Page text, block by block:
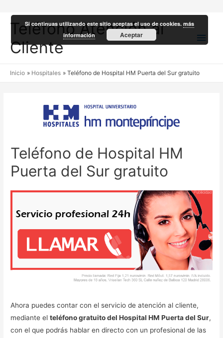
Teléfono Atención al
Cliente
Inicio Hospitales Teléfono de Hospital HM Puerta del Sur gratuito
Teléfono de Hospital HM
Puerta del Sur gratuito
Ahora puedes contar con el servicio de atención al cliente,
mediante elteléfono gratuito del Hospital HM Puerta del Sur,
con el que podrás hablar en directo con un profesional de las
Si continuas utilizando este sitio aceptas el uso de cookies.más
información
Aceptar